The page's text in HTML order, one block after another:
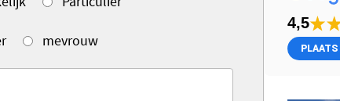
mevrouw
4,5